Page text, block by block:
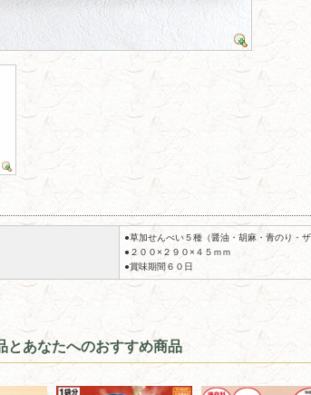
●草加せんべい５種（醤油・胡麻・青のり・
●２００×２９０×４５ｍｍ
●賞味期間６０日
とあなたへのおすすめ商品